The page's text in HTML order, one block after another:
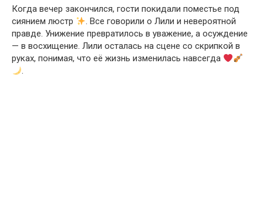
Когда вечер закончился, гости покидали поместье под
сиянием люстр
. Все говорили о Лили и невероятной
правде. Унижение превратилось в уважение, а осуждение
— в восхищение. Лили осталась на сцене со скрипкой в
руках, понимая, что её жизнь изменилась навсегда
.